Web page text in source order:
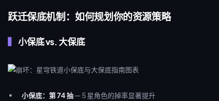
跃迁保底机制：如何规划你的资源策略
小保底 vs. 大保底
小保底：第 74 抽— 5 星角色的掉率显著提升